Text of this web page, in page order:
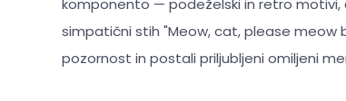
simpatični stih "Meow, cat, please meow
pozornost in postali priljubljeni omiljeni